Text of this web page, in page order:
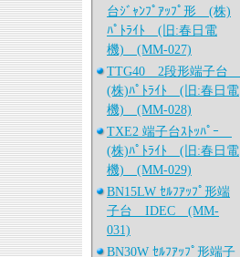
台ｼﾞｬﾝﾌﾟｱｯﾌﾟ形 (株)
ﾊﾟﾄﾗｲﾄ (旧:春日電
機) (MM-027)
TTG40 2段形端子台
(株)ﾊﾟﾄﾗｲﾄ (旧:春日電
機) (MM-028)
TXE2 端子台ｽﾄｯﾊﾟｰ
(株)ﾊﾟﾄﾗｲﾄ (旧:春日電
機) (MM-029)
BN15LW ｾﾙﾌｱｯﾌﾟ形端
子台 IDEC (MM-
031)
BN30W ｾﾙﾌｱｯﾌﾟ形端子